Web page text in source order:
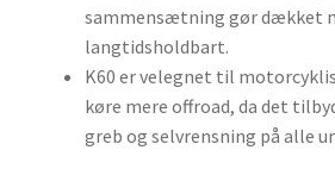
sammensætning gør dækket
langtidsholdbart.
K60 er velegnet til
køre mere offroad, da det
greb og selvrensning på alle